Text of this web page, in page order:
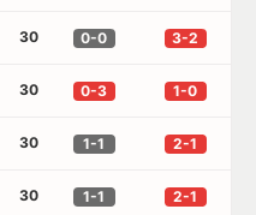
30 0-0 3-2
30 0-3 1-0
30 1-1 2-1
30 1-1 2-1